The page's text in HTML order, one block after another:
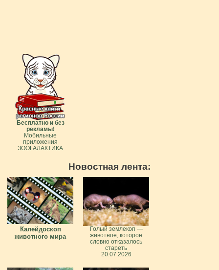
Бесплатно и без
рекламы!
Мобильные
приложения
ЗООГАЛАКТИКА
Новостная лента:
Калейдоскоп
животного мира
Голый землекоп —
животное, которое
словно отказалось
стареть
20.07.2026